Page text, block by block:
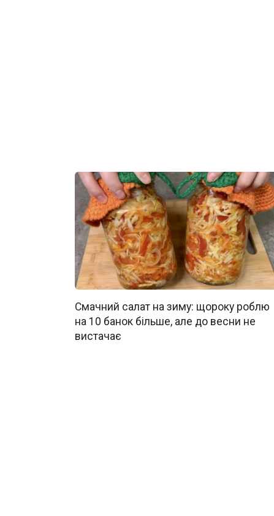
Смачний салат на зиму: щороку роблю
на 10 банок більше, але до весни не
вистачає